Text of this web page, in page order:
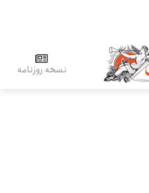
نسخه روزنامه